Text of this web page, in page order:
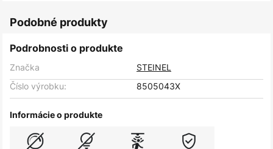
Podobné produkty
Podrobnosti o produkte
Značka
STEINEL
Číslo výrobku:
8505043X
Informácie o produkte